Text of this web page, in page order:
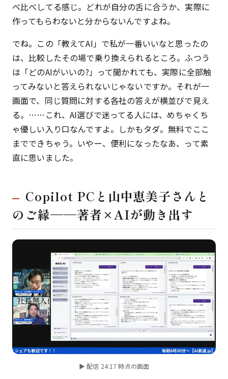
べ比べしてる感じ。どれが自分の舌に合うか、実際に
作ってもらわないと分からないんですよね。
でね。この「教えてAI」で私が一番いいなと思ったの
は、比較したその場で乗り換えられるところ。ふつう
は「どのAIがいいの?」って聞かれても、実際に全部触
ってみないと答えられないじゃないですか。それが一
画面で、同じ質問に対する各社の答えが横並びで見え
る。……これ、AI選びで迷ってる人には、めちゃくち
ゃ優しい入り口なんですよ。しかもタダ。無料でここ
までできちゃう。いやー、便利になったなあ、って素
直に思いました。
Copilot PCと山中恵美子さんと
のご縁——著者×AIが動き出す
▶ 配信 24:17 時点の画面